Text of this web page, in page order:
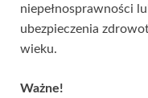
niepełnosprawności
ubezpieczenia
wieku.
Ważne!